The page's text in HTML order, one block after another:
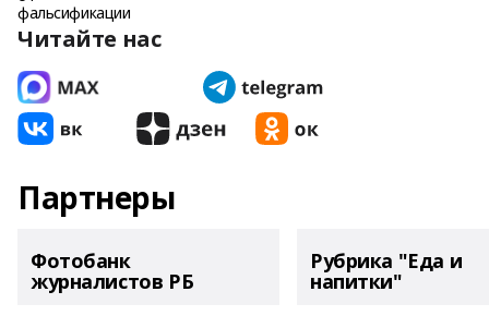
Читайте нас
Партнеры
Фотобанк
журналистов РБ
Рубрика "Еда и
напитки"